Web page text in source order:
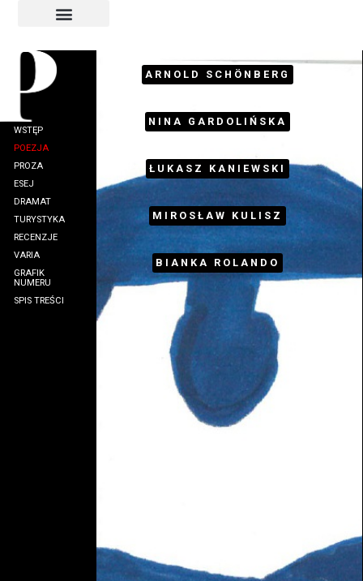
WSTĘP
POEZJA
PROZA
ESEJ
DRAMAT
TURYSTYKA
RECENZJE
VARIA
GRAFIK
NUMERU
SPIS TREŚCI
ARNOLD SCHÖNBERG
NINA GARDOLIŃSKA
ŁUKASZ KANIEWSKI
MIROSŁAW KULISZ
BIANKA ROLANDO